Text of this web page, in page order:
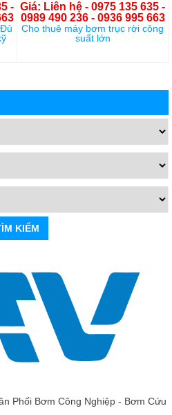
- Giá: Liên hệ - 0975 135 635 -
0989 490 236 - 0936 995 663
Cho thuê máy bơm trục rời công
suất lớn
KIẾM
Phối Bơm Công Nghiệp - Bơm Cứu